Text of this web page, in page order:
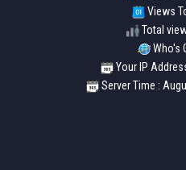
Views
Total
Who's
Your IP
Server Time :